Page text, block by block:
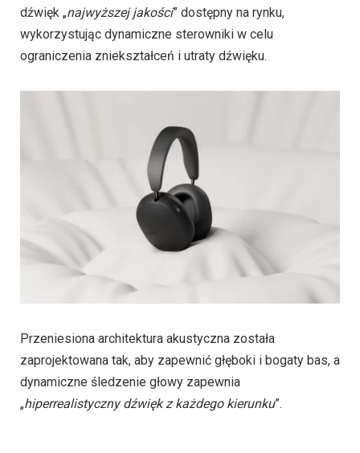
dźwięk „najwyższej jakości” dostępny na rynku,
wykorzystując dynamiczne sterowniki w celu
ograniczenia zniekształceń i utraty dźwięku.
Przeniesiona architektura akustyczna została
zaprojektowana tak, aby zapewnić głęboki i bogaty bas, a
dynamiczne śledzenie głowy zapewnia
„hiperrealistyczny dźwięk z każdego kierunku”.